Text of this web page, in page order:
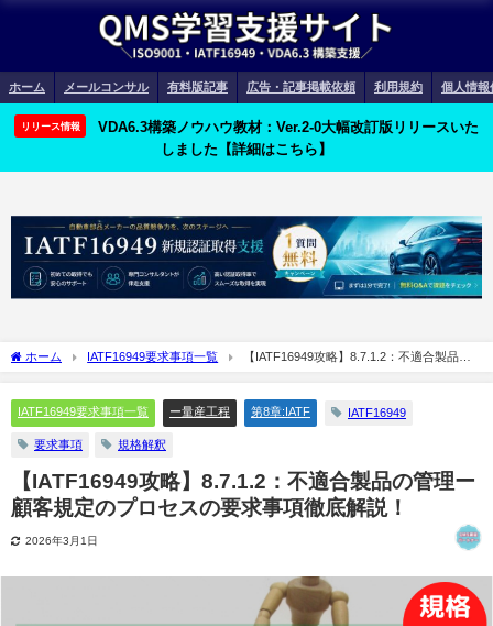
ホーム メールコンサル 有料版記事 広告・記事掲載依頼 利用規約 個人情報
リリース情報
VDA6.3構築ノウハウ教材：Ver.2-0大幅改訂版リリースいた
しました【詳細はこちら】
ホーム IATF16949要求事項一覧
【IATF16949攻略】8.7.1.2：不適合製品の
IATF16949要求事項一覧 ー量産工程 第8章:IATF IATF16949
要求事項 規格解釈
【IATF16949攻略】8.7.1.2：不適合製品の管理ー
顧客規定のプロセスの要求事項徹底解説！
2026年3月1日